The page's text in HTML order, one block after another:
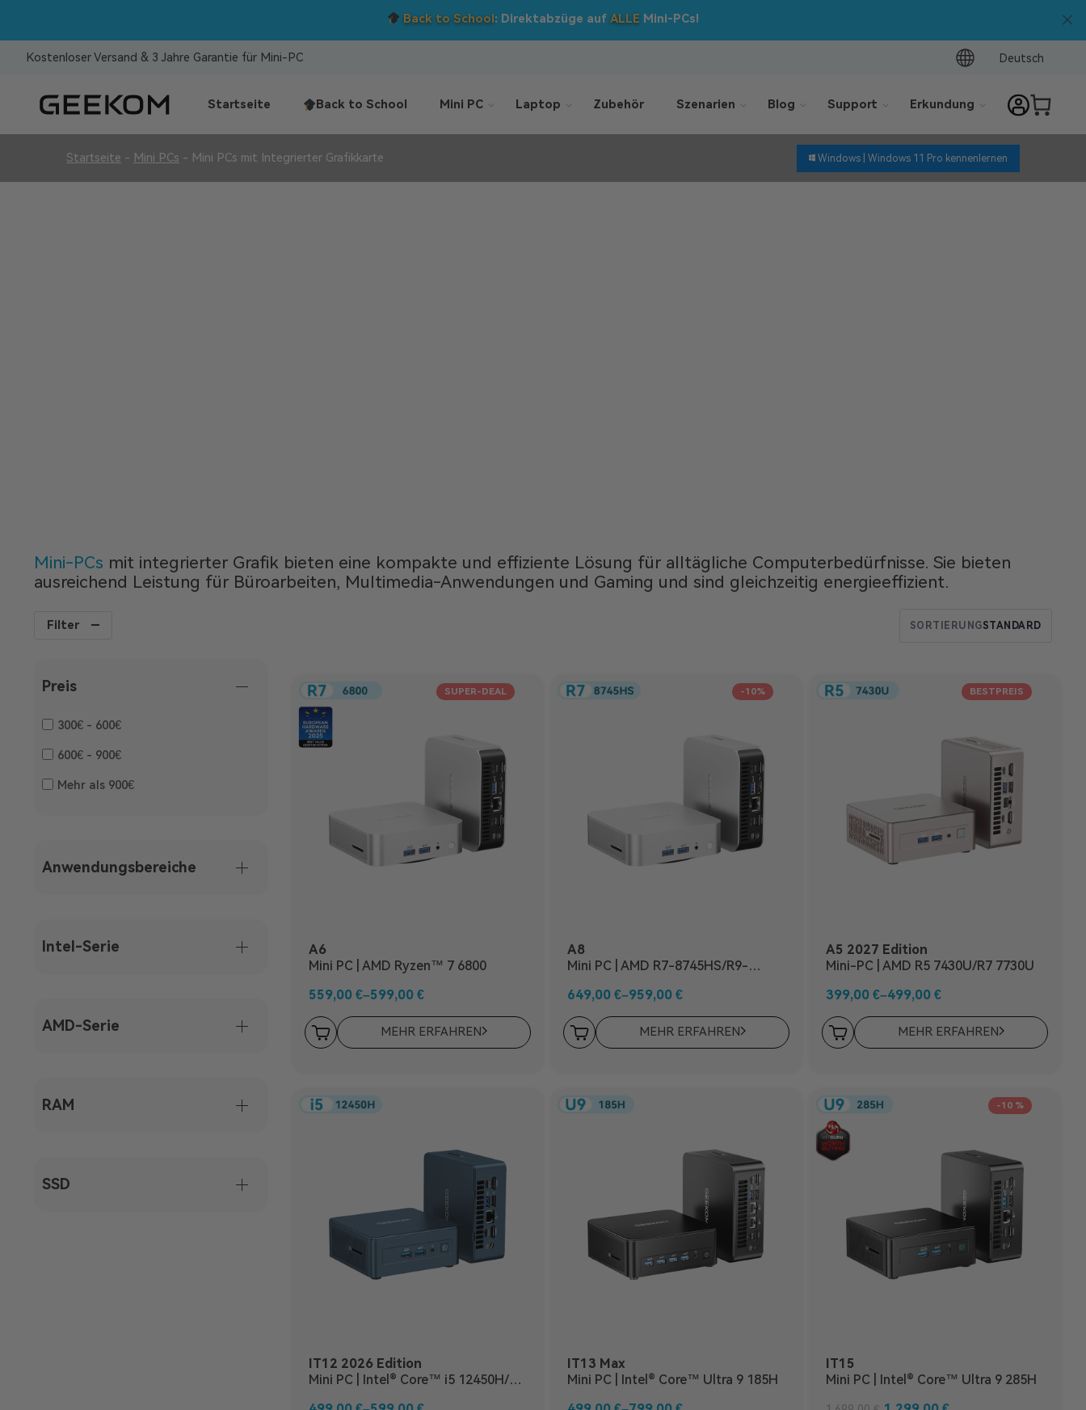
Back to School : Direktabzüge aufALLE Mini-PCs!
Kostenloser Versand & 3 Jahre Garantie für Mini-PC Deutsch
Startseite Back to School Mini PC Laptop Zubehör Szenarien Blog Support Erkundung
Startseite - Mini PCs - Mini PCs mit Integrierter Grafikkarte Windows | Windows 11 Pro kennenlernen
Mini-PCs mit integrierter Grafik bieten eine kompakte und effiziente Lösung für alltägliche Computerbedürfnisse. Sie bieten
ausreichend Leistung für Büroarbeiten, Multimedia-Anwendungen und Gaming und sind gleichzeitig energieeffizient.
Filter SORTIERUNGSTANDARD
SUPER-DEAL
A6
Mini PC | AMD Ryzen™ 7 6800
559,00 €–599,00 €
MEHR ERFAHREN
-10%
A8
Mini PC | AMD R7-8745HS/R9-
649,00 €–959,00 €
MEHR ERFAHREN
BESTPREIS
A5 2027 Edition
Mini-PC | AMD R5 7430U/R7 7730U
399,00 €–499,00 €
MEHR ERFAHREN
IT12 2026 Edition
Mini PC | Intel® Core™ i5 12450H/U5
IT13 Max
Mini PC | Intel® Core™ Ultra 9 185H
-10 %
IT15
Mini PC | Intel® Core™ Ultra 9 285H
Preis
300€ - 600€
600€ - 900€
Mehr als 900€
Anwendungsbereiche
Intel-Serie
AMD-Serie
RAM
SSD